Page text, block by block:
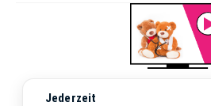
Jederzeit